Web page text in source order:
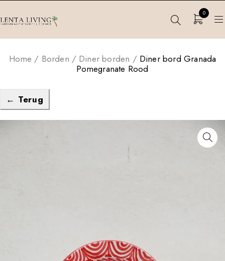
0
Home / Borden / Diner borden / Diner bord Granada
Pomegranate Rood
← Terug